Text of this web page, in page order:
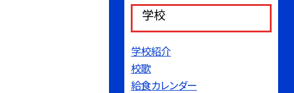
学校
学校紹介
校歌
給食カレンダー